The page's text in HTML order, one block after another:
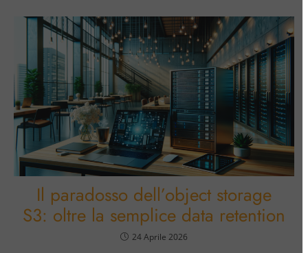
Il paradosso dell’object storage
S3: oltre la semplice data retention
24 Aprile 2026